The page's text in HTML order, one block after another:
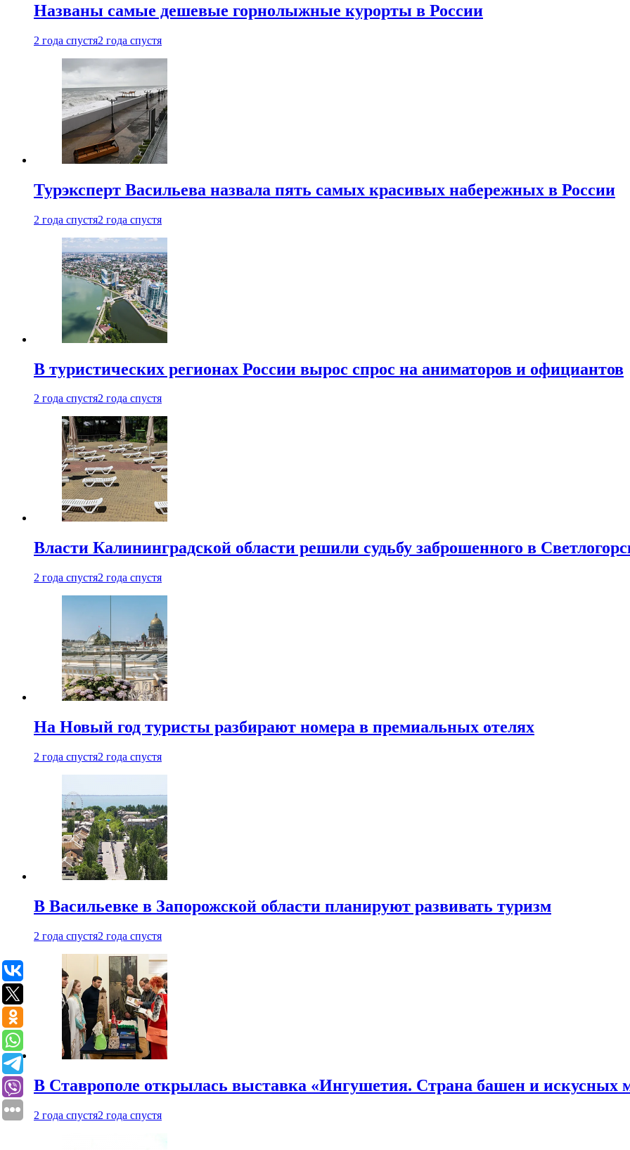
Названы самые дешевые горнолыжные курорты в России
2 года спустя2 года спустя
Турэксперт Васильева назвала пять самых красивых набережных в России
2 года спустя2 года спустя
В туристических регионах России вырос спрос на аниматоров и официантов
2 года спустя2 года спустя
Власти Калининградской области решили судьбу заброшенного в
2 года спустя2 года спустя
На Новый год туристы разбирают номера в премиальных отелях
2 года спустя2 года спустя
В Васильевке в Запорожской области планируют развивать туризм
2 года спустя2 года спустя
В Ставрополе открылась выставка «Ингушетия. Страна башен и искусных
2 года спустя2 года спустя